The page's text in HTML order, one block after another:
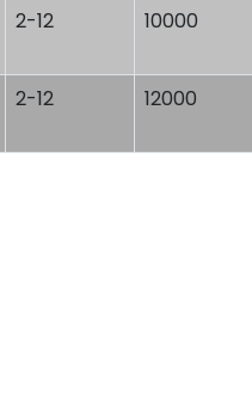
2-12 10000
2-12 12000